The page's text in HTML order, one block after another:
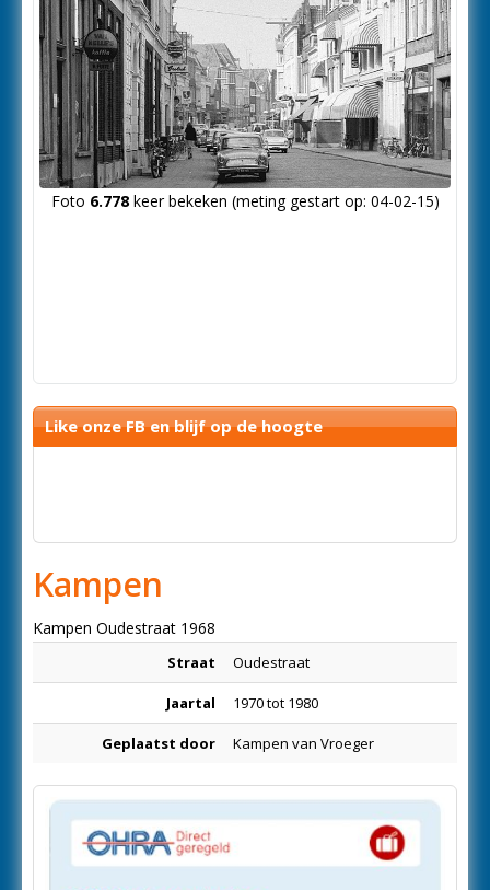
Foto 6.778keer bekeken (meting gestart op: 04-02-15)
Like onze FB en blijf op de hoogte
Kampen
Kampen Oudestraat 1968
Straat Oudestraat
Jaartal 1970 tot 1980
Geplaatst door Kampen van Vroeger